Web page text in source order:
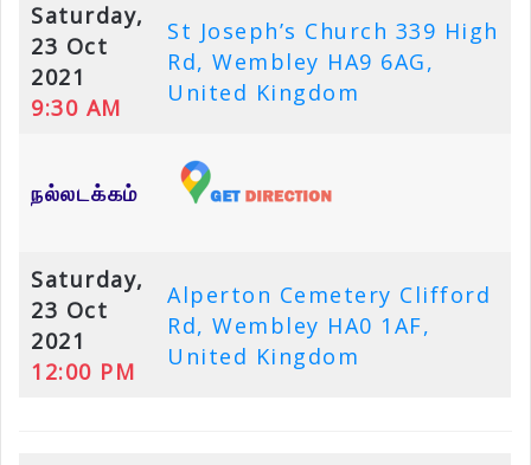
Saturday,
23 Oct
2021
9:30 AM
St Joseph’s Church 339 High
Rd, Wembley HA9 6AG,
United Kingdom
நல்லடக்கம்
Saturday,
23 Oct
2021
12:00 PM
Alperton Cemetery Clifford
Rd, Wembley HA0 1AF,
United Kingdom